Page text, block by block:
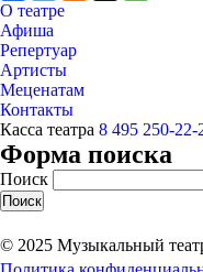
О театре
Афиша
Репертуар
Артисты
Меценатам
Контакты
Касса театра 8 495 250-22-
Форма поиска
Поиск
© 2025 Музыкальный